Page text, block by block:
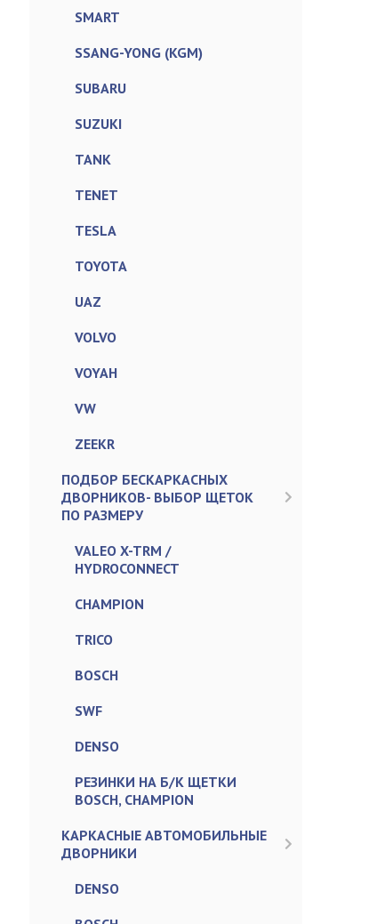
SMART
SSANG-YONG (KGM)
SUBARU
SUZUKI
TANK
TENET
TESLA
TOYOTA
UAZ
VOLVO
VOYAH
VW
ZEEKR
ПОДБОР БЕСКАРКАСНЫХ
ДВОРНИКОВ- ВЫБОР ЩЕТОК
ПО РАЗМЕРУ
VALEO X-TRM /
HYDROCONNECT
CHAMPION
TRICO
BOSCH
SWF
DENSO
РЕЗИНКИ НА Б/К ЩЕТКИ
BOSCH, CHAMPION
КАРКАСНЫЕ АВТОМОБИЛЬНЫЕ
ДВОРНИКИ
DENSO